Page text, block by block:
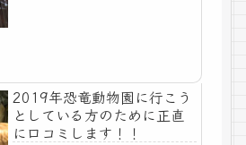
2019年恐竜動物園に行こう
としている方のために正直
に口コミします！！